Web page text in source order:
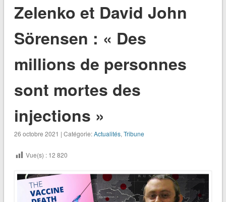
Zelenko et David John
Sörensen : « Des
millions de personnes
sont mortes des
injections »
26 octobre 2021 | Catégorie:Actualités, Tribune
Vue(s) : 12 820